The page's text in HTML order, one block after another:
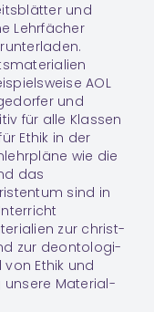
und
Lehrfächer
AOL
und
für alle Klassen
Ethik in der
wie die
das
sind in
zur christ­
zur deon­to­lo­gi­
Ethik und
unsere Material-